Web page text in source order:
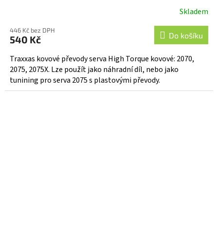
Skladem
446 Kč bez DPH
540 Kč Do košíku
Traxxas kovové převody serva High Torque kovové: 2070,
2075, 2075X. Lze použít jako náhradní díl, nebo jako
tunining pro serva 2075 s plastovými převody.